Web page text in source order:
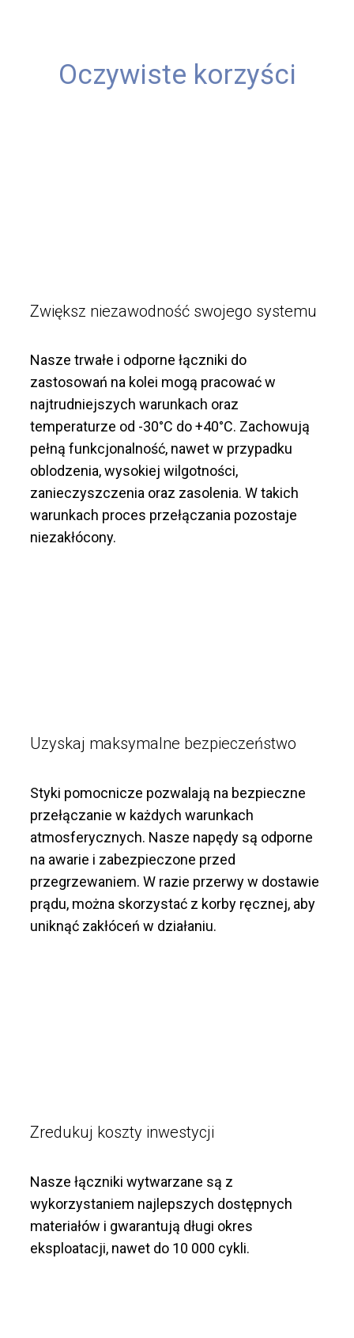
Oczywiste korzyści
Zwiększ niezawodność swojego systemu
Nasze trwałe i odporne łączniki do
zastosowań na kolei mogą pracować w
najtrudniejszych warunkach oraz
temperaturze od -30°C do +40°C. Zachowują
pełną funkcjonalność, nawet w przypadku
oblodzenia, wysokiej wilgotności,
zanieczyszczenia oraz zasolenia. W takich
warunkach proces przełączania pozostaje
niezakłócony.
Uzyskaj maksymalne bezpieczeństwo
Styki pomocnicze pozwalają na bezpieczne
przełączanie w każdych warunkach
atmosferycznych. Nasze napędy są odporne
na awarie i zabezpieczone przed
przegrzewaniem. W razie przerwy w dostawie
prądu, można skorzystać z korby ręcznej, aby
uniknąć zakłóceń w działaniu.
Zredukuj koszty inwestycji
Nasze łączniki wytwarzane są z
wykorzystaniem najlepszych dostępnych
materiałów i gwarantują długi okres
eksploatacji, nawet do 10 000 cykli.